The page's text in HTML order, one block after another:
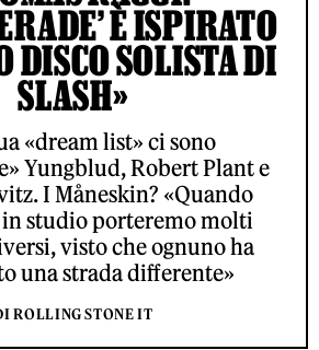
È ISPIRATO
DISCO SOLISTA DI
SLASH»
«dream list» ci sono
Yungblud, Robert Plant e
I Måneskin? «Quando
studio porteremo molti
visto che ognuno ha
una strada differente»
ROLLING STONE IT